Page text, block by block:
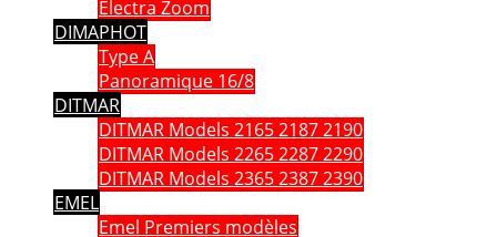
Electra Zoom
DIMAPHOT
Type A
Panoramique 16/8
DITMAR
DITMAR Models 2165 2187 2190
DITMAR Models 2265 2287 2290
DITMAR Models 2365 2387 2390
EMEL
Emel Premiers modèles